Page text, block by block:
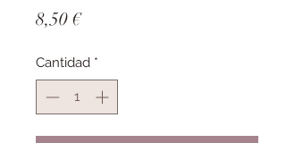
8,50 €Precio
Cantidad *